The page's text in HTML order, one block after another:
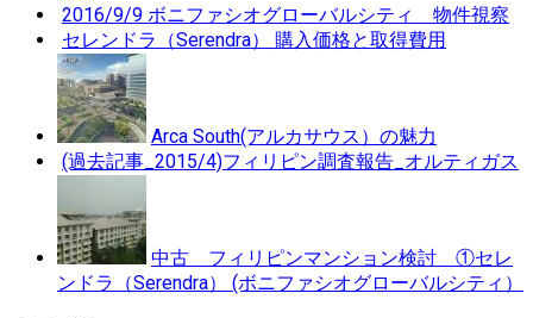
2016/9/9 ボニファシオグローバルシティ 物件視察
セレンドラ（Serendra） 購入価格と取得費用
Arca South(アルカサウス）の魅力
(過去記事_2015/4)フィリピン調査報告_オルティガス
中古 フィリピンマンション検討 ①セレ
ンドラ（Serendra） (ボニファシオグローバルシティ）